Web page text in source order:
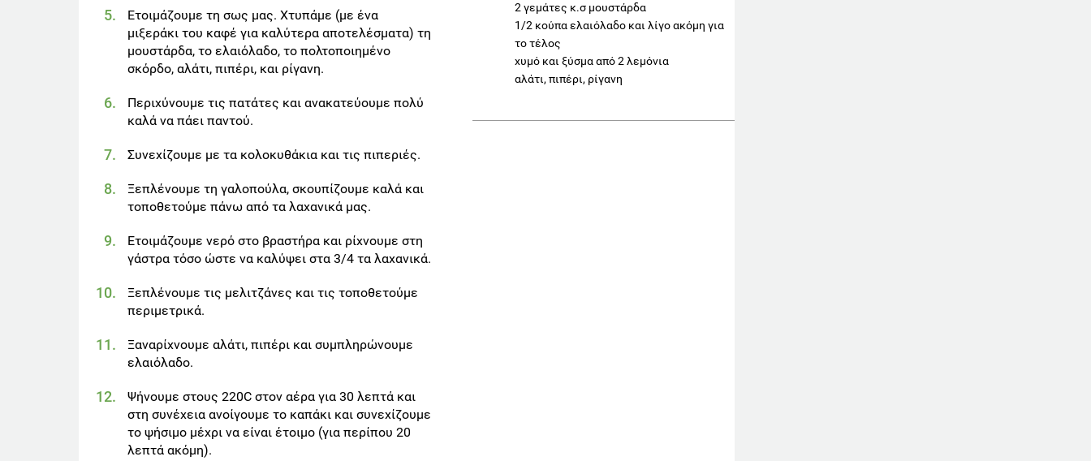
Ετοιμάζουμε τη σως μας. Χτυπάμε (με ένα
μιξεράκι του καφέ για καλύτερα αποτελέσματα) τη
μουστάρδα, το ελαιόλαδο, το πολτοποιημένο
σκόρδο, αλάτι, πιπέρι, και ρίγανη.
Περιχύνουμε τις πατάτες και ανακατεύουμε πολύ
καλά να πάει παντού.
Συνεχίζουμε με τα κολοκυθάκια και τις πιπεριές.
Ξεπλένουμε τη γαλοπούλα, σκουπίζουμε καλά και
τοποθετούμε πάνω από τα λαχανικά μας.
Ετοιμάζουμε νερό στο βραστήρα και ρίχνουμε στη
γάστρα τόσο ώστε να καλύψει στα 3/4 τα λαχανικά.
Ξεπλένουμε τις μελιτζάνες και τις τοποθετούμε
περιμετρικά.
Ξαναρίχνουμε αλάτι, πιπέρι και συμπληρώνουμε
ελαιόλαδο.
Ψήνουμε στους 220C στον αέρα για 30 λεπτά και
στη συνέχεια ανοίγουμε το καπάκι και συνεχίζουμε
το ψήσιμο μέχρι να είναι έτοιμο (για περίπου 20
λεπτά ακόμη).
2 γεμάτες κ.σ μουστάρδα
1/2 κούπα ελαιόλαδο και λίγο ακόμη για
το τέλος
χυμό και ξύσμα από 2 λεμόνια
αλάτι, πιπέρι, ρίγανη